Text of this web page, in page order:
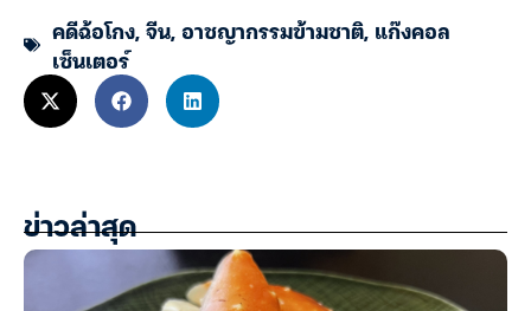
คดีฉ้อโกง,จีน,อาชญากรรมข้ามชาติ, แก๊งคอล
เซ็นเตอร์
ข่าวล่าสุด